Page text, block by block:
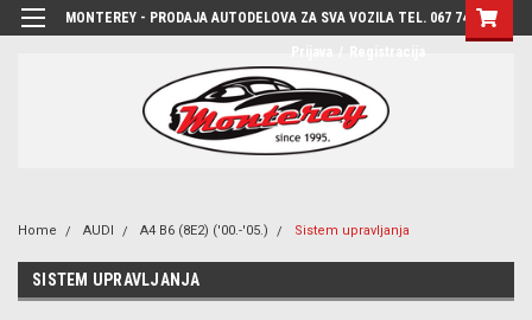
MONTEREY - PRODAJA AUTODELOVA ZA SVA VOZILA TEL. 067 7444-780
Home AUDI A4 B6 (8E2) ('00.-'05.) Sistem upravljanja
SISTEM UPRAVLJANJA